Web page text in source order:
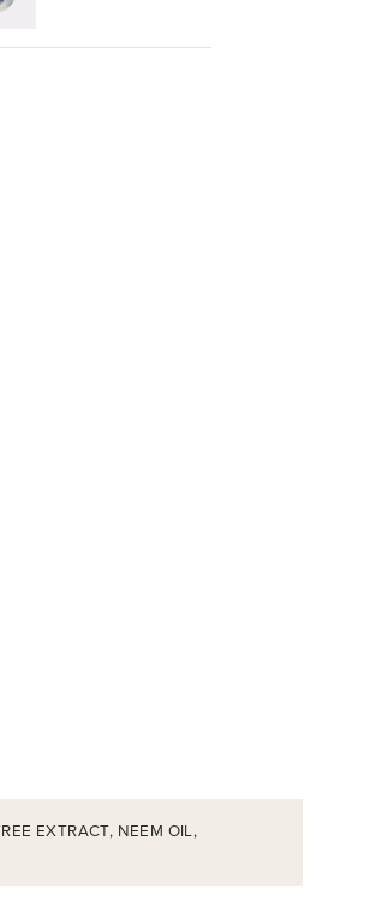
EXTRACT, NEEM OIL,